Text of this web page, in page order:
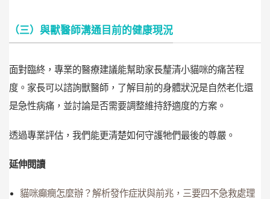
（三）與獸醫師溝通目前的健康現況
面對臨終，專業的醫療建議能幫助家長釐清小貓咪的痛苦程
度。家長可以諮詢獸醫師，了解目前的身體狀況是自然老化還
是急性病痛，並討論是否需要調整維持舒適度的方案。
透過專業評估，我們能更清楚如何守護牠們最後的尊嚴。
延伸閱讀
貓咪癲癇怎麼辦？解析發作症狀與前兆，三要四不急救處理